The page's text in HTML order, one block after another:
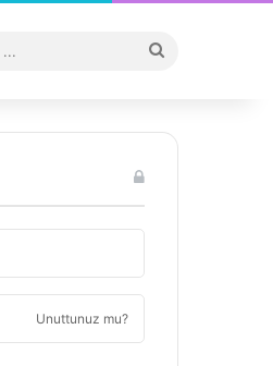
...
Unuttunuz mu?